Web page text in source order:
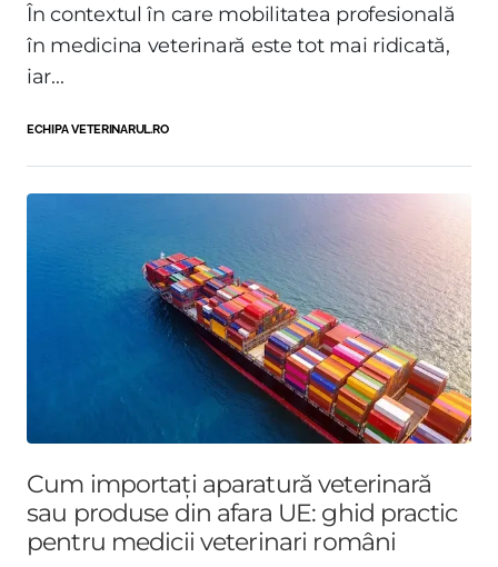
În contextul în care mobilitatea profesională
în medicina veterinară este tot mai ridicată,
iar...
ECHIPA VETERINARUL.RO
Cum importați aparatură veterinară
sau produse din afara UE: ghid practic
pentru medicii veterinari români